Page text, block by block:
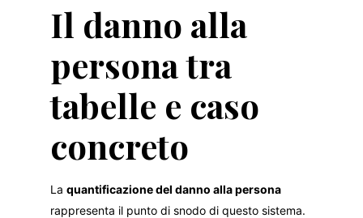
Il danno alla
persona tra
tabelle e caso
concreto
Laquantificazione del danno alla persona
rappresenta il punto di snodo di questo sistema.